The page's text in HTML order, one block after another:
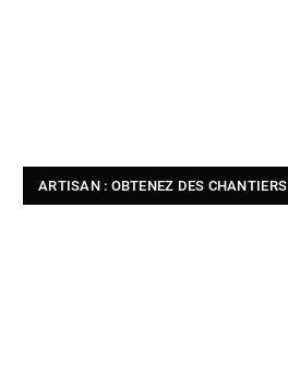
ARTISAN : OBTENEZ DES CHANTIERS